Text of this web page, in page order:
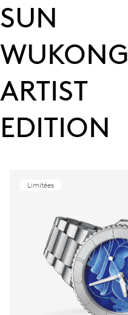
SUN
WUKONG
ARTIST
EDITION
Limitées